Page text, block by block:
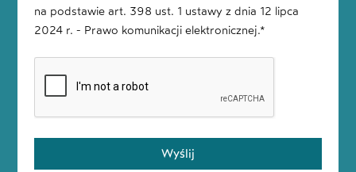
na podstawie art. 398 ust. 1 ustawy z dnia 12 lipca
2024 r. - Prawo komunikacji elektronicznej.*
Wyślij